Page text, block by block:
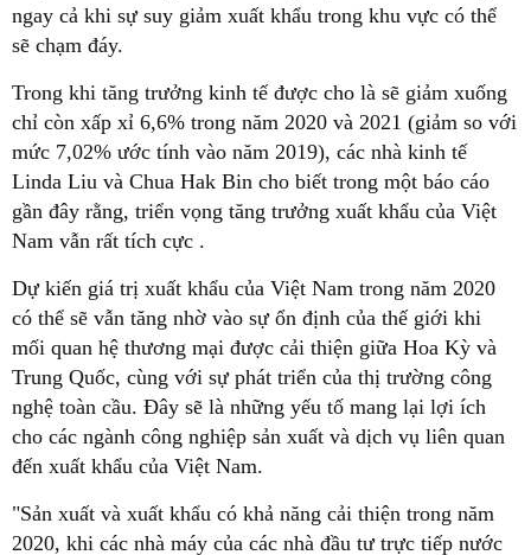
ngay cả khi sự suy giảm xuất khẩu trong khu vực có thể
sẽ chạm đáy.
Trong khi tăng trưởng kinh tế được cho là sẽ giảm xuống
chỉ còn xấp xỉ 6,6% trong năm 2020 và 2021 (giảm so với
mức 7,02% ước tính vào năm 2019), các nhà kinh tế
Linda Liu và Chua Hak Bin cho biết trong một báo cáo
gần đây rằng, triển vọng tăng trưởng xuất khẩu của Việt
Nam vẫn rất tích cực .
Dự kiến giá trị xuất khẩu của Việt Nam trong năm 2020
có thể sẽ vẫn tăng nhờ vào sự ổn định của thế giới khi
mối quan hệ thương mại được cải thiện giữa Hoa Kỳ và
Trung Quốc, cùng với sự phát triển của thị trường công
nghệ toàn cầu. Đây sẽ là những yếu tố mang lại lợi ích
cho các ngành công nghiệp sản xuất và dịch vụ liên quan
đến xuất khẩu của Việt Nam.
"Sản xuất và xuất khẩu có khả năng cải thiện trong năm
2020, khi các nhà máy của các nhà đầu tư trực tiếp nước